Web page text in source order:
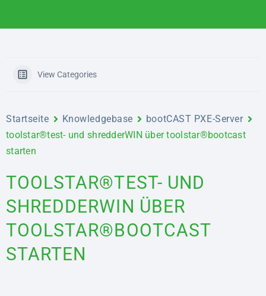
View Categories
Startseite Knowledgebase
bootCAST PXE-Server
toolstar®test- und shredderWIN über toolstar®bootcast
starten
TOOLSTAR®TEST- UND
SHREDDERWIN ÜBER
TOOLSTAR®BOOTCAST
STARTEN